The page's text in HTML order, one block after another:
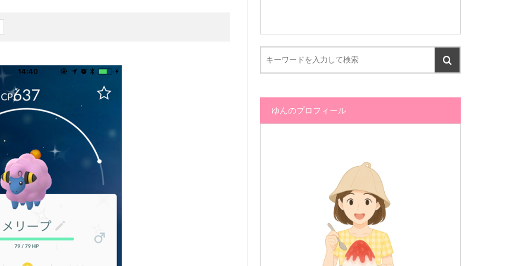
ゆんのプロフィール